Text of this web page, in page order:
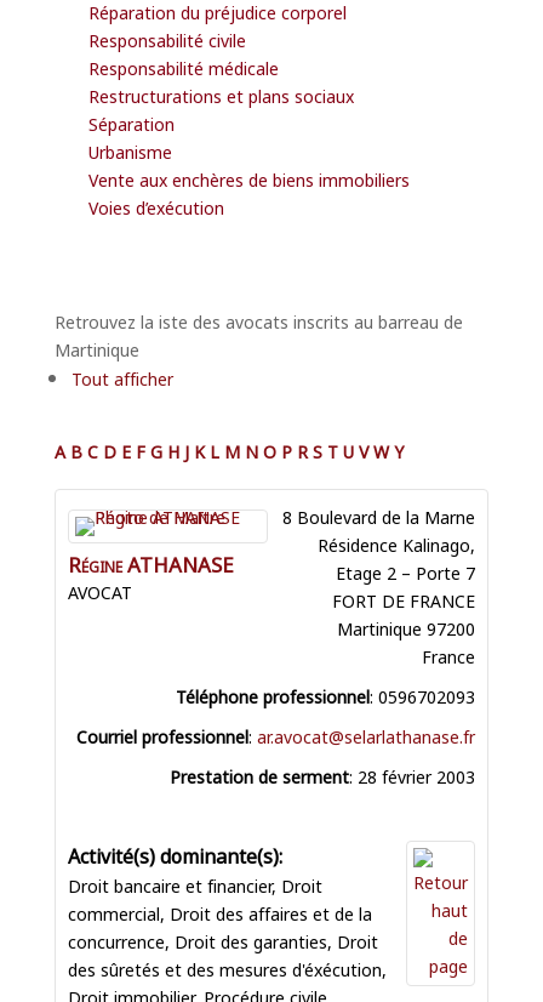
Réparation du préjudice corporel
Responsabilité civile
Responsabilité médicale
Restructurations et plans sociaux
Séparation
Urbanisme
Vente aux enchères de biens immobiliers
Voies d’exécution
Retrouvez la iste des avocats inscrits au barreau de
Martinique
Tout afficher
A BC D E FG H J K L M NO P RS TUVWY
RégineATHANASE
AVOCAT
8 Boulevard de la Marne
Résidence Kalinago,
Etage 2 – Porte 7
FORT DE FRANCE
Martinique 97200
France
Téléphone professionnel: 0596702093
Courriel professionnel: ar.avocat@selarlathanase.fr
Prestation de serment: 28 février 2003
Droit bancaire et financier, Droit
commercial, Droit des affaires et de la
concurrence, Droit des garanties, Droit
des sûretés et des mesures d'éxécution,